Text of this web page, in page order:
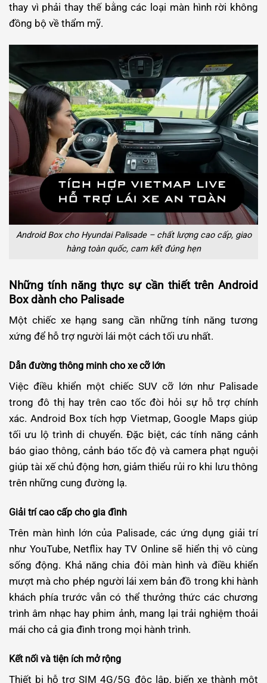
thay vì phải thay thế bằng các loại màn hình rời không
đồng bộ về thẩm mỹ.
Android Box cho Hyundai Palisade – chất lượng cao cấp, giao
hàng toàn quốc, cam kết đúng hẹn
Những tính năng thực sự cần thiết trên Android
Box dành cho Palisade
Một chiếc xe hạng sang cần những tính năng tương
xứng để hỗ trợ người lái một cách tối ưu nhất.
Dẫn đường thông minh cho xe cỡ lớn
Việc điều khiển một chiếc SUV cỡ lớn như Palisade
trong đô thị hay trên cao tốc đòi hỏi sự hỗ trợ chính
xác. Android Box tích hợp Vietmap, Google Maps giúp
tối ưu lộ trình di chuyển. Đặc biệt, các tính năng cảnh
báo giao thông, cảnh báo tốc độ và camera phạt nguội
giúp tài xế chủ động hơn, giảm thiểu rủi ro khi lưu thông
trên những cung đường lạ.
Giải trí cao cấp cho gia đình
Trên màn hình lớn của Palisade, các ứng dụng giải trí
như YouTube, Netflix hay TV Online sẽ hiển thị vô cùng
sống động. Khả năng chia đôi màn hình và điều khiển
mượt mà cho phép người lái xem bản đồ trong khi hành
khách phía trước vẫn có thể thưởng thức các chương
trình âm nhạc hay phim ảnh, mang lại trải nghiệm thoải
mái cho cả gia đình trong mọi hành trình.
Kết nối và tiện ích mở rộng
Thiết bị hỗ trợ SIM 4G/5G độc lập, biến xe thành một